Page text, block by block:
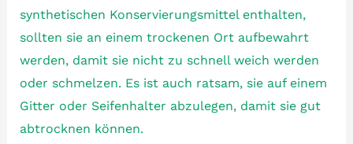
synthetischen Konservierungsmittel enthalten,
sollten sie an einem trockenen Ort aufbewahrt
werden, damit sie nicht zu schnell weich werden
oder schmelzen. Es ist auch ratsam, sie auf einem
Gitter oder Seifenhalter abzulegen, damit sie gut
abtrocknen können.